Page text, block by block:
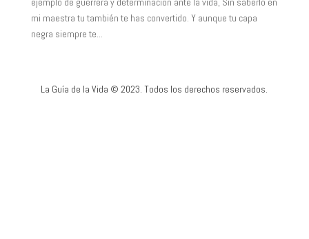
mi maestra tu también te has convertido. Y aunque tu capa
negra siempre te...
La Guía de la Vida © 2023. Todos los derechos reservados.